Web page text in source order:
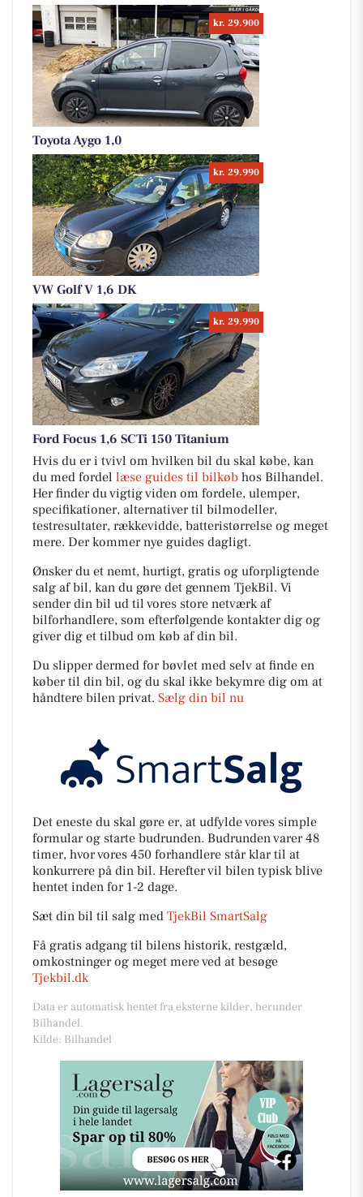
kr. 29.900
Toyota Aygo 1,0
kr. 29.990
VW Golf V 1,6 DK
kr. 29.990
Ford Focus 1,6 SCTi 150 Titanium
Hvis du er i tvivl om hvilken bil du skal købe, kan
du med fordel læse guides til bilkøb hos Bilhandel.
Her finder du vigtig viden om fordele, ulemper,
specifikationer, alternativer til bilmodeller,
testresultater, rækkevidde, batteristørrelse og meget
mere. Der kommer nye guides dagligt.
Ønsker du et nemt, hurtigt, gratis og uforpligtende
salg af bil, kan du gøre det gennem TjekBil. Vi
sender din bil ud til vores store netværk af
bilforhandlere, som efterfølgende kontakter dig og
giver dig et tilbud om køb af din bil.
Du slipper dermed for bøvlet med selv at finde en
køber til din bil, og du skal ikke bekymre dig om at
håndtere bilen privat. Sælg din bil nu
Det eneste du skal gøre er, at udfylde vores simple
formular og starte budrunden. Budrunden varer 48
timer, hvor vores 450 forhandlere står klar til at
konkurrere på din bil. Herefter vil bilen typisk blive
hentet inden for 1-2 dage.
Sæt din bil til salg med TjekBil SmartSalg
Få gratis adgang til bilens historik, restgæld,
omkostninger og meget mere ved at besøge
Tjekbil.dk
Data er automatisk hentet fra eksterne kilder, herunder
Bilhandel.
Kilde: Bilhandel